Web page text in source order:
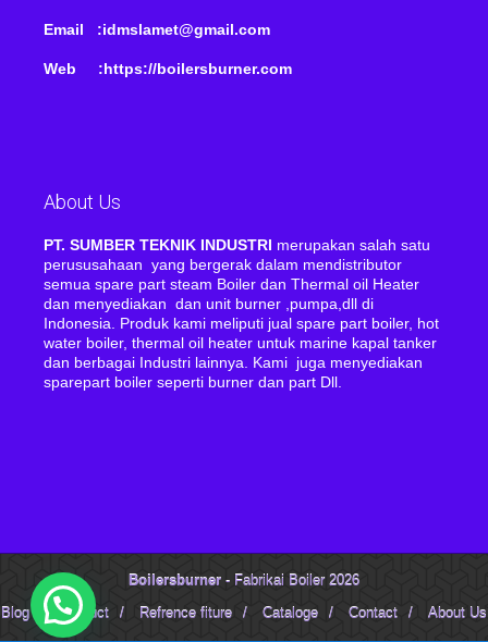
Email :idmslamet@gmail.com
Web :https://boilersburner.com
About Us
PT. SUMBER TEKNIK INDUSTRI merupakan salah satu
perususahaan yang bergerak dalam mendistributor
semua spare part steam Boiler dan Thermal oil Heater
dan menyediakan dan unit burner ,pumpa,dll di
Indonesia. Produk kami meliputi jual spare part boiler, hot
water boiler, thermal oil heater untuk marine kapal tanker
dan berbagai Industri lainnya. Kami juga menyediakan
sparepart boiler seperti burner dan part Dll.
Boilersburner - Fabrikai Boiler 2026
Blog
/ Product / Refrence fiture / Cataloge / Contact / About Us